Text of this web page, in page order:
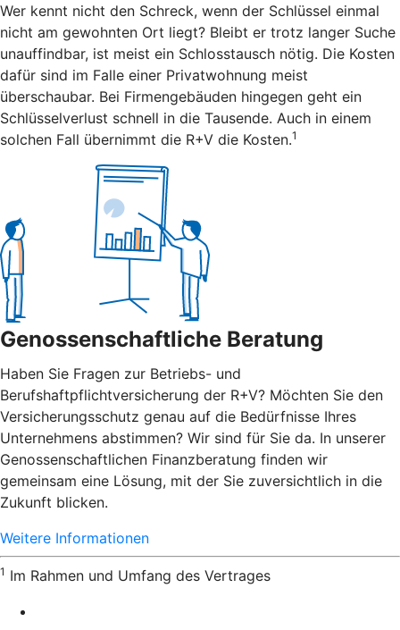
Wer kennt nicht den Schreck, wenn der Schlüssel einmal
nicht am gewohnten Ort liegt? Bleibt er trotz langer Suche
unauffindbar, ist meist ein Schlosstausch nötig. Die Kosten
dafür sind im Falle einer Privatwohnung meist
überschaubar. Bei Firmengebäuden hingegen geht ein
Schlüsselverlust schnell in die Tausende. Auch in einem
solchen Fall übernimmt die R+V die Kosten.1
Genossenschaftliche Beratung
Haben Sie Fragen zur Betriebs- und
Berufshaftpflichtversicherung der R+V? Möchten Sie den
Versicherungsschutz genau auf die Bedürfnisse Ihres
Unternehmens abstimmen? Wir sind für Sie da. In unserer
Genossenschaftlichen Finanzberatung finden wir
gemeinsam eine Lösung, mit der Sie zuversichtlich in die
Zukunft blicken.
Weitere Informationen
1 Im Rahmen und Umfang des Vertrages